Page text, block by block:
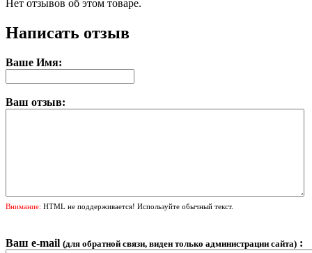
Нет отзывов об этом товаре.
Написать отзыв
Ваше Имя:
Ваш отзыв:
Внимание: HTML не поддерживается! Используйте обычный текст.
Ваш e-mail (для обратной связи, виден только администрации сайта) :